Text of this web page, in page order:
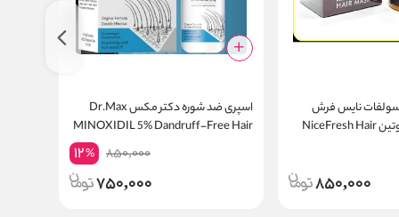
نایس فرش
عصاره قهوه و بیوتین NiceFresh Hair
850,000
اسپری ضد شوره دکتر مکس Dr.Max
MINOXIDIL 5% Dandruff-Free Hair
850,000
12%
750,000